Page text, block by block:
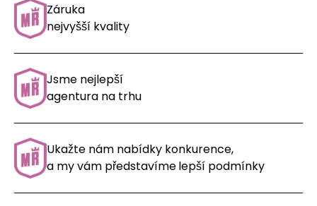
Záruka
nejvyšší kvality
Jsme nejlepší
agentura na trhu
Ukažte nám nabídky konkurence,
a my vám představímelepší podmínky